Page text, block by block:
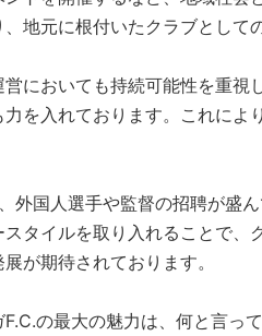
地元に根付いたクラブとして
においても持続可能性を重
力を入れております。これに
外国人選手や監督の招聘が盛
タイルを取り入れることで
が期待されております。
の最大の魅力は、何と言っ